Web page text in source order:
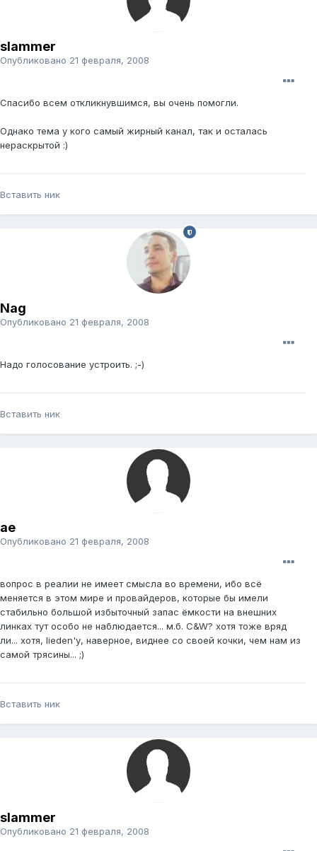
slammer
Опубликовано 21 февраля, 2008
Спасибо всем откликнувшимся, вы очень помогли.
Однако тема у кого самый жирный канал, так и осталась
нераскрытой :)
Вставить ник
Nag
Опубликовано 21 февраля, 2008
Надо голосование устроить. ;-)
Вставить ник
ae
Опубликовано 21 февраля, 2008
вопрос в реалии не имеет смысла во времени, ибо всё
меняется в этом мире и провайдеров, которые бы имели
стабильно большой избыточный запас ёмкости на внешних
линках тут особо не наблюдается... м.б. C&W? хотя тоже вряд
ли... хотя, lieden'у, наверное, виднее со своей кочки, чем нам из
самой трясины... ;)
Вставить ник
slammer
Опубликовано 21 февраля, 2008